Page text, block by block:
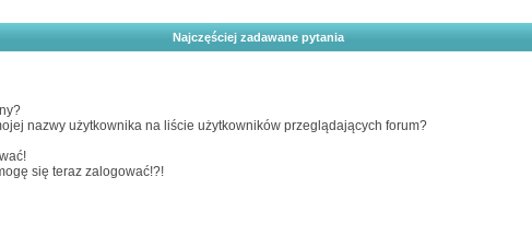
Najczęściej zadawane pytania
nazwy użytkownika na liście użytkowników przeglądających forum?
się teraz zalogować!?!